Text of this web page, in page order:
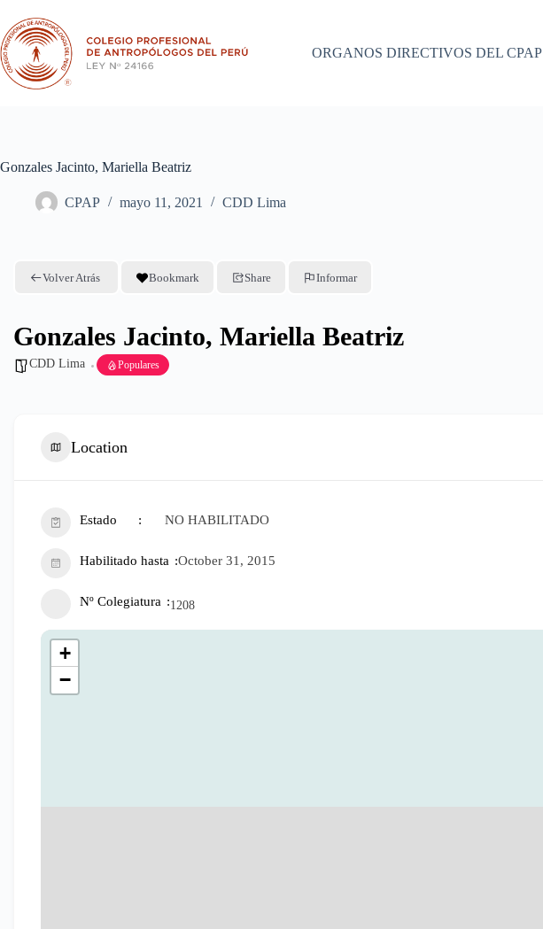
contenido
ORGANOS DIRECTIVOS DEL CPAP
Gonzales Jacinto, Mariella Beatriz
CPAP mayo 11, 2021 CDD Lima
Volver Atrás Bookmark Share Informar
Gonzales Jacinto, Mariella Beatriz
CDD Lima Populares
Location
Estado NO HABILITADO
Habilitado hasta October 31, 2015
Nº Colegiatura 1208
+
−